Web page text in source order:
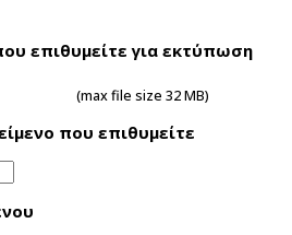
επιθυμείτε για εκτύπωση
(max file size 32 MB)
που επιθυμείτε